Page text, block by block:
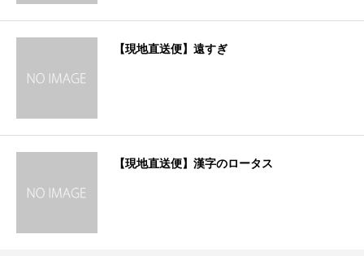
【現地直送便】遠すぎ
【現地直送便】漢字のロータス